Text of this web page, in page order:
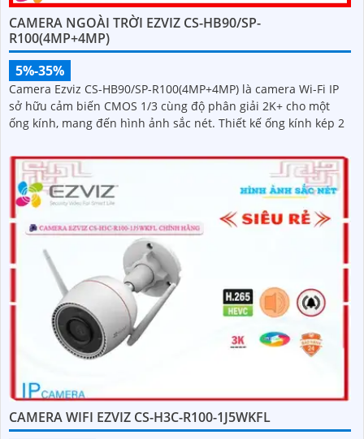
CAMERA NGOÀI TRỜI EZVIZ CS-HB90/SP-
R100(4MP+4MP)
5%-35%
Camera Ezviz CS-HB90/SP-R100(4MP+4MP) là camera Wi-Fi IP
sở hữu cảm biến CMOS 1/3 cùng độ phân giải 2K+ cho một
ống kính, mang đến hình ảnh sắc nét. Thiết kế ống kính kép 2
CAMERA WIFI EZVIZ CS-H3C-R100-1J5WKFL